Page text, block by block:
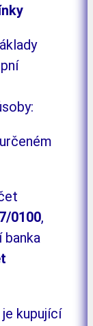
0100,
kupující